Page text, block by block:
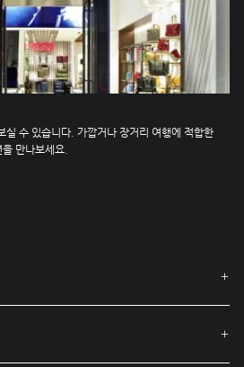
수 있습니다. 가깝거나 장거리 여행에 적합한
만나보세요.